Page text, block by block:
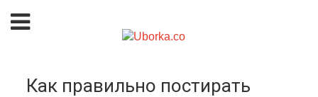
Как правильно постирать